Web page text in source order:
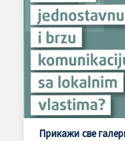
Прикажи све